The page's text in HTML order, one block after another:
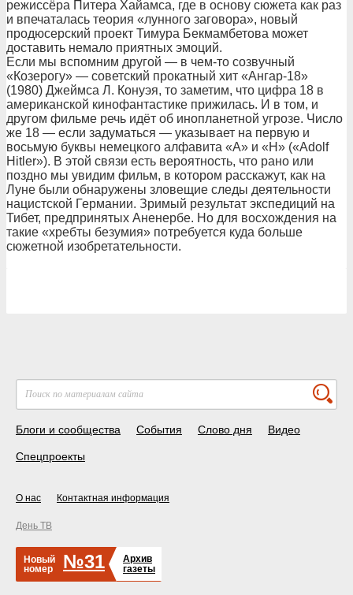
режиссёра Питера Хайамса, где в основу сюжета как раз
и впечаталась теория «лунного заговора», новый
продюсерский проект Тимура Бекмамбетова может
доставить немало приятных эмоций.
Если мы вспомним другой — в чем-то созвучный
«Козерогу» — советский прокатный хит «Ангар-18»
(1980) Джеймса Л. Конуэя, то заметим, что цифра 18 в
американской кинофантастике прижилась. И в том, и
другом фильме речь идёт об инопланетной угрозе. Число
же 18 — если задуматься — указывает на первую и
восьмую буквы немецкого алфавита «А» и «Н» («Adolf
Hitler»). В этой связи есть вероятность, что рано или
поздно мы увидим фильм, в котором расскажут, как на
Луне были обнаружены зловещие следы деятельности
нацистской Германии. Зримый результат экспедиций на
Тибет, предпринятых Аненербе. Но для восхождения на
такие «хребты безумия» потребуется куда больше
сюжетной изобретательности.
Блоги и сообщества События Слово дня Видео
Спецпроекты
О нас Контактная информация
День ТВ
Новый
номер
№31
Архив
газеты